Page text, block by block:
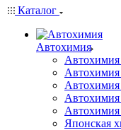
Каталог
Автохимия
Автохимия
Автохимия
Японская